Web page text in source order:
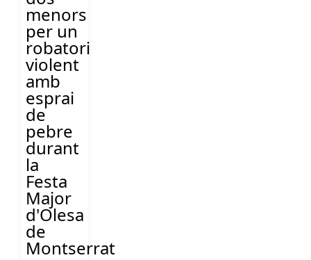
menors
per un
robatori
violent
amb
esprai
de
pebre
durant
la
Festa
Major
d'Olesa
de
Montserrat